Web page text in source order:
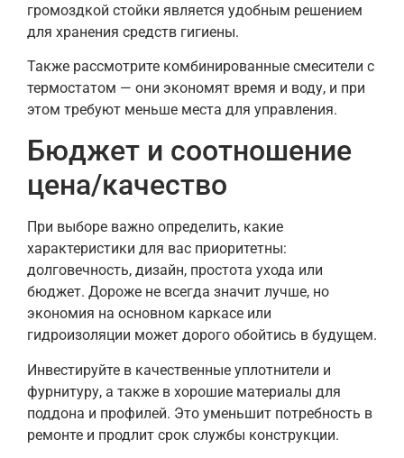
громоздкой стойки является удобным решением
для хранения средств гигиены.
Также рассмотрите комбинированные смесители с
термостатом — они экономят время и воду, и при
этом требуют меньше места для управления.
Бюджет и соотношение
цена/качество
При выборе важно определить, какие
характеристики для вас приоритетны:
долговечность, дизайн, простота ухода или
бюджет. Дороже не всегда значит лучше, но
экономия на основном каркасе или
гидроизоляции может дорого обойтись в будущем.
Инвестируйте в качественные уплотнители и
фурнитуру, а также в хорошие материалы для
поддона и профилей. Это уменьшит потребность в
ремонте и продлит срок службы конструкции.